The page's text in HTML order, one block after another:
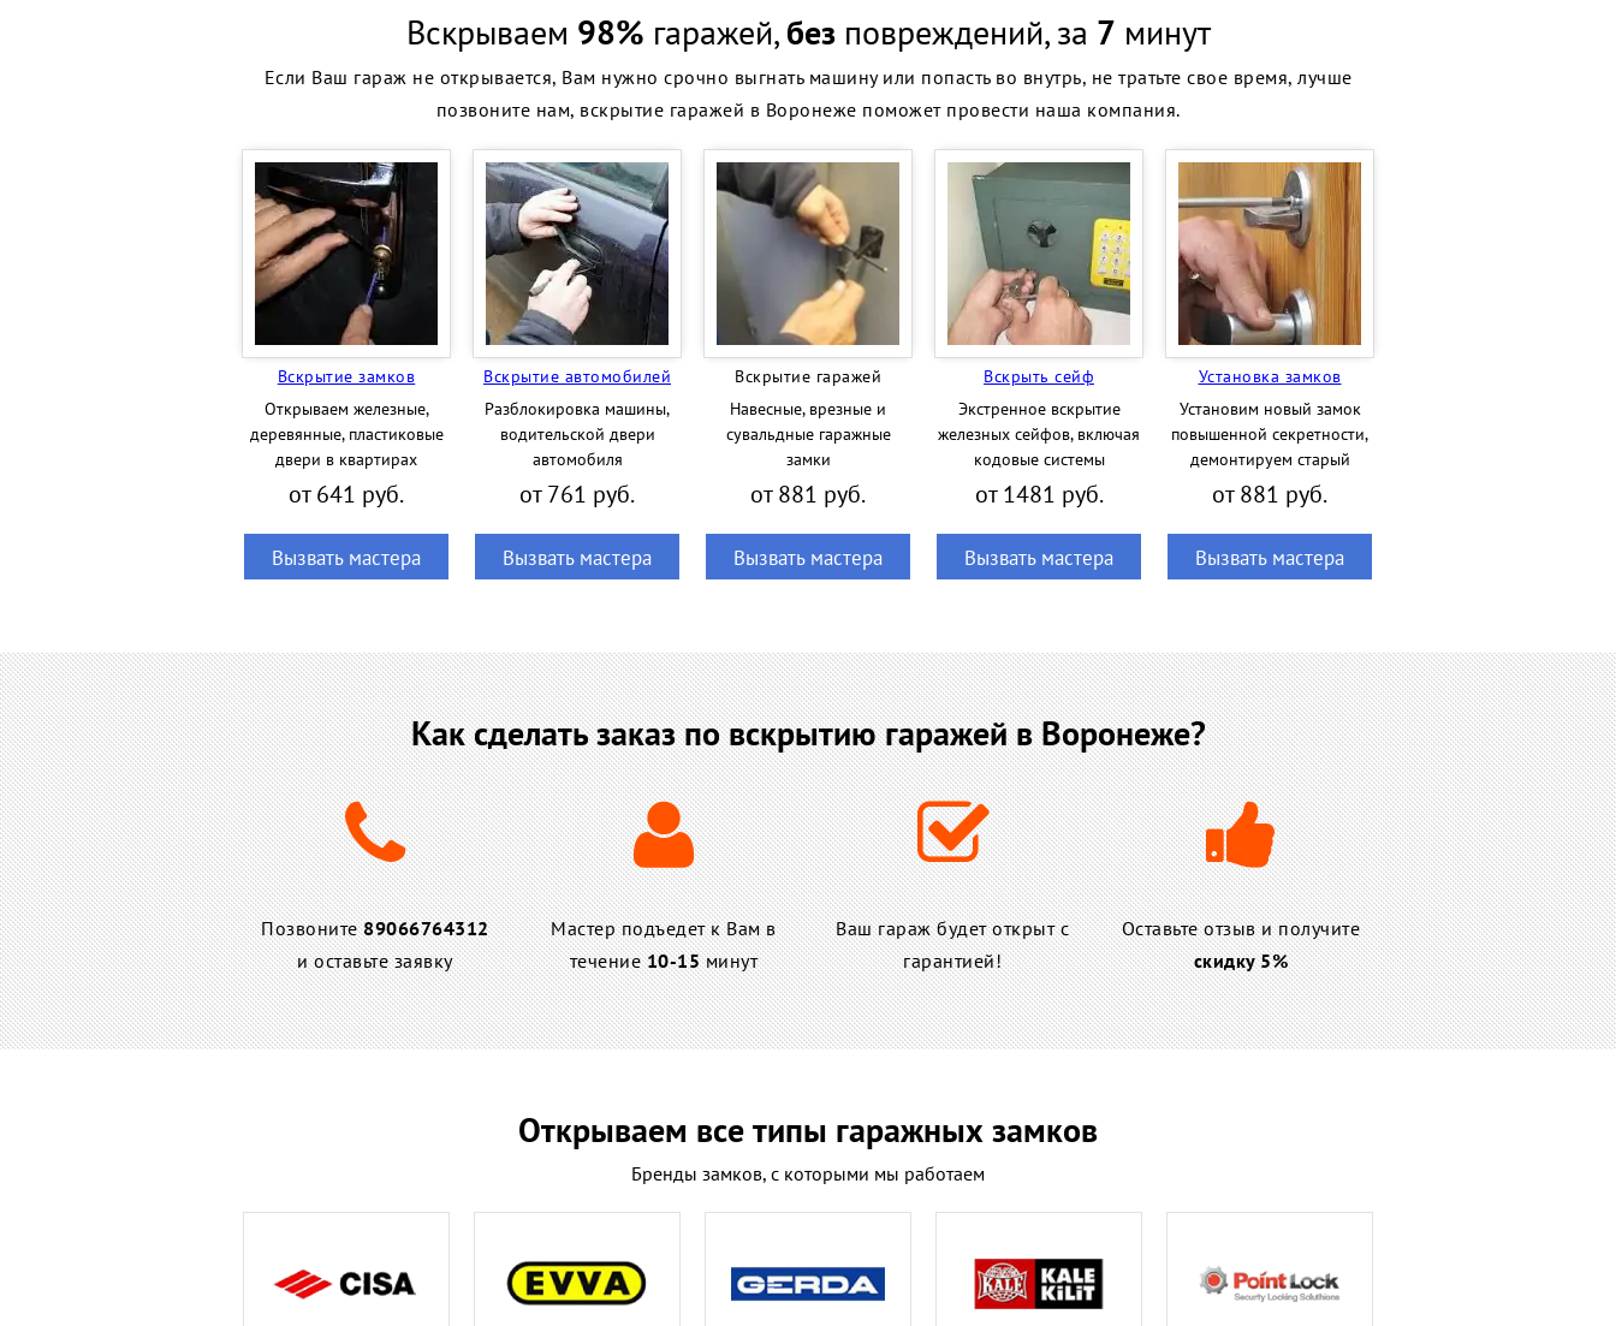
Вскрываем 98% гаражей,безповреждений, за 7 минут
Если Ваш гараж не открывается, Вам нужно срочно выгнать машину или попасть во внутрь, не тратьте свое время, лучше
позвоните нам, вскрытие гаражей в Воронеже поможет провести наша компания.
Вскрытие замков
Открываем железные,
деревянные, пластиковые
двери в квартирах
от 641 руб.
Вызвать мастера
Вскрытие автомобилей
Разблокировка машины,
водительской двери
автомобиля
от 761 руб.
Вызвать мастера
Вскрытие гаражей
Навесные, врезные и
сувальдные гаражные
замки
от 881 руб.
Вызвать мастера
Вскрыть сейф
Экстренное вскрытие
железных сейфов, включая
кодовые системы
от 1481 руб.
Вызвать мастера
Установка замков
Установим новый замок
повышенной секретности,
демонтируем старый
от 881 руб.
Вызвать мастера
Как сделать заказ по вскрытию гаражей в Воронеже?
Позвоните89066764312
и оставьте заявку
Мастер подъедет к Вам в
течение10-15минут
Ваш гараж будет открыт с
гарантией!
Оставьте отзыв и получите
скидку 5%
Открываем все типы гаражных замков
Бренды замков, с которыми мы работаем